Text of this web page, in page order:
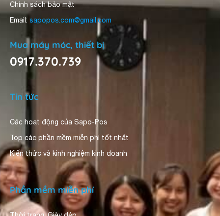
Chính sách bảo mật
Email: sapopos.com@gmail.com
Mua máy móc, thiết bị
0917.370.739
Tin tức
Các hoạt động của Sapo-Pos
Top các phần mềm miễn phí tốt nhất
Kiến thức và kinh nghiệm kinh doanh
Phần mềm miễn phí